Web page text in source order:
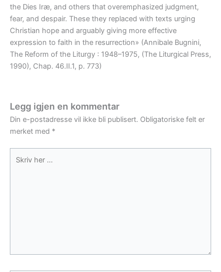
the Dies Iræ, and others that overemphasized judgment,
fear, and despair. These they replaced with texts urging
Christian hope and arguably giving more effective
expression to faith in the resurrection» (Annibale Bugnini,
The Reform of the Liturgy : 1948–1975, (The Liturgical Press,
1990), Chap. 46.II.1, p. 773)
Legg igjen en kommentar
Din e-postadresse vil ikke bli publisert. Obligatoriske felt er
merket med *